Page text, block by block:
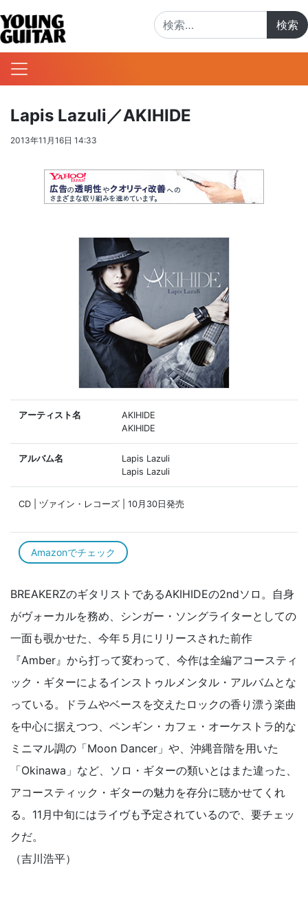
Lapis Lazuli／AKIHIDE
2013年11月16日 14:33
アーティスト名
AKIHIDE
AKIHIDE
アルバム名
Lapis Lazuli
Lapis Lazuli
CD | ヅァイン・レコーズ | 10月30日発売
Amazonでチェック
BREAKERZのギタリストであるAKIHIDEの2ndソロ。自身
がヴォーカルを務め、シンガー・ソングライターとしての
一面も覗かせた、今年５月にリリースされた前作
『Amber』から打って変わって、今作は全編アコースティ
ック・ギターによるインストゥルメンタル・アルバムとな
っている。ドラムやベースを交えたロックの香り漂う楽曲
を中心に据えつつ、ペンギン・カフェ・オーケストラ的な
ミニマル調の「Moon Dancer」や、沖縄音階を用いた
「Okinawa」など、ソロ・ギターの類いとはまた違った、
アコースティック・ギターの魅力を存分に聴かせてくれ
る。11月中旬にはライヴも予定されているので、要チェッ
クだ。
（吉川浩平）